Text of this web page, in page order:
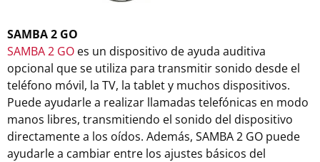
SAMBA 2 GO
SAMBA 2 GO es un dispositivo de ayuda auditiva
opcional que se utiliza para transmitir sonido desde el
teléfono móvil, la TV, la tablet y muchos dispositivos.
Puede ayudarle a realizar llamadas telefónicas en modo
manos libres, transmitiendo el sonido del dispositivo
directamente a los oídos. Además, SAMBA 2 GO puede
ayudarle a cambiar entre los ajustes básicos del